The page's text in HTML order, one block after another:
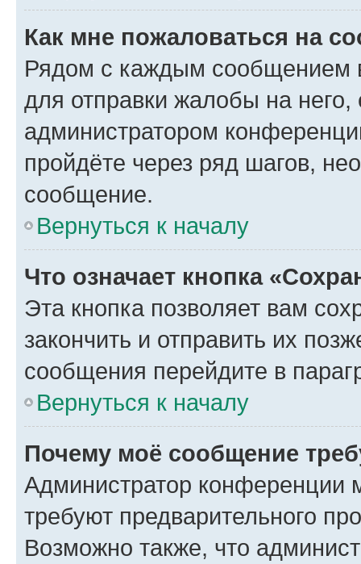
Как мне пожаловаться на
Рядом с каждым сообщением
для отправки жалобы на
администратором
пройдёте через ряд шагов,
сообщение.
Вернуться к началу
Что означает кнопка
Эта кнопка позволяет вам
закончить и отправить их
сообщения перейдите в
Вернуться к началу
Почему моё сообщение
Администратор конференции
требуют предварительного
Возможно также, что